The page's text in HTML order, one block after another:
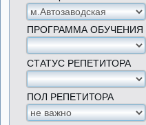
ПРОГРАММА ОБУЧЕНИЯ
СТАТУС РЕПЕТИТОРА
ПОЛ РЕПЕТИТОРА